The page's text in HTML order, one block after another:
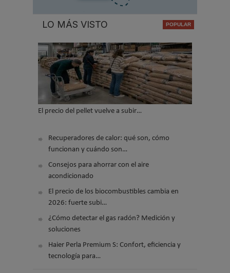
LO MÁS VISTO
El precio del pellet vuelve a subir…
Recuperadores de calor: qué son, cómo
funcionan y cuándo son…
Consejos para ahorrar con el aire
acondicionado
El precio de los biocombustibles cambia en
2026: fuerte subi…
¿Cómo detectar el gas radón? Medición y
soluciones
Haier Perla Premium S: Confort, eficiencia y
tecnología para…